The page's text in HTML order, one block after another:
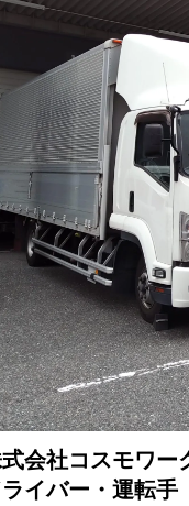
会社コスモワー
ライバー・運転